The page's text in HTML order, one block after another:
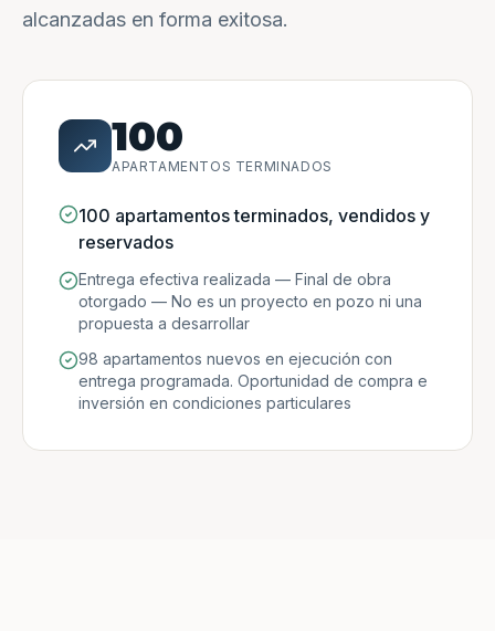
alcanzadas en forma exitosa.
100
APARTAMENTOS TERMINADOS
100 apartamentos terminados, vendidos y
reservados
Entrega efectiva realizada — Final de obra
otorgado — No es un proyecto en pozo ni una
propuesta a desarrollar
98 apartamentos nuevos en ejecución con
entrega programada. Oportunidad de compra e
inversión en condiciones particulares